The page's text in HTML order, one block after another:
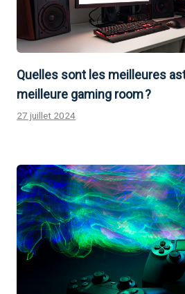
Quelles sont les meilleures
meilleure gaming room ?
27 juillet 2024